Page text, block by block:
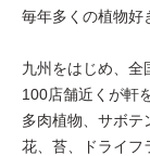
毎年多くの植物好
九州をはじめ、全
100店舗近くが軒
多肉植物、サボテ
花、苔、ドライフ